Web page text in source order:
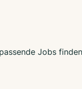
Jobs